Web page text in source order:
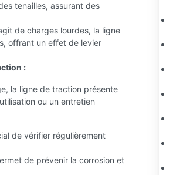
tenailles, assurant des
de charges lourdes, la ligne
offrant un effet de levier
:
la ligne de traction présente
ou un entretien
de vérifier régulièrement
de prévenir la corrosion et